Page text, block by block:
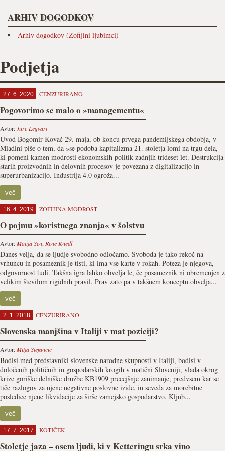
ARHIV DOGODKOV
Arhiv dogodkov (Zofijini ljubimci)
Podjetja
27. 6. 2020 CENZURIRANO
Pogovorimo se malo o »managementu«
Avtor:Jure Legvart
Uvod Bogomir Kovač 29. maja, ob koncu prvega pandemijskega obdobja, v
Mladini piše o tem, da »se podoba kapitalizma 21. stoletja lomi na trgu dela,
ki pomeni kamen modrosti ekonomskih politik zadnjih trideset let. Destrukcija
starih proizvodnih in delovnih procesov je povezana z digitalizacijo in
superurbanizacijo. Industrija 4.0 ogroža...
več
16. 4. 2019 ZOFIJINA MODROST
O pojmu »koristnega znanja« v šolstvu
Avtor:Matija Šen, Rene Knedl
Danes velja, da se ljudje svobodno odločamo. Svoboda je tako rekoč na
vrhuncu in posameznik je tisti, ki ima vse karte v rokah. Poteza je njegova,
odgovornost tudi. Takšna igra lahko obvelja le, če posameznik ni obremenjen z
velikim številom rigidnih pravil. Prav zato pa v takšnem konceptu obvelja...
več
2. 1. 2018 CENZURIRANO
Slovenska manjšina v Italiji v mat poziciji?
Avtor:Mitja Stefancic
Bodisi med predstavniki slovenske narodne skupnosti v Italiji, bodisi v
določenih političnih in gospodarskih krogih v matični Sloveniji, vlada okrog
krize goriške delniške družbe KB1909 precejšnje zanimanje, predvsem kar se
tiče razlogov za njene negativne poslovne izide, in seveda za morebitne
posledice njene likvidacije za širše zamejsko gospodarstvo. Kljub...
več
17. 7. 2017 KOTIČEK
Stoletje jaza – osem ljudi, ki v Ketteringu srka vino